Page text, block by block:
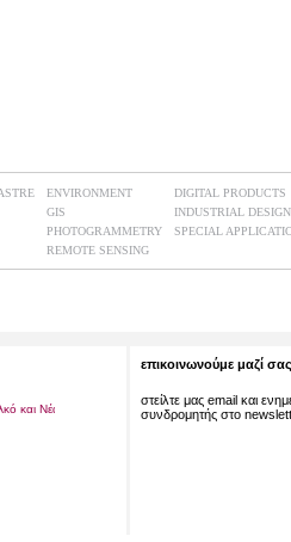
ENVIRONMENT
GIS
PHOTOGRAMMETRY
REMOTE SENSING
DIGITAL PRODUCTS
INDUSTRIAL DESIGN
SPECIAL
επικοινωνούμε μαζί σας
στείλτε μας email και
συνδρομητής στο